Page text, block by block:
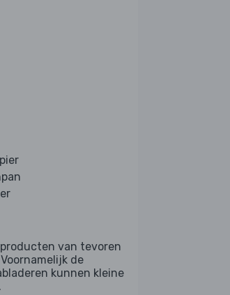
van tevoren
de
kunnen kleine